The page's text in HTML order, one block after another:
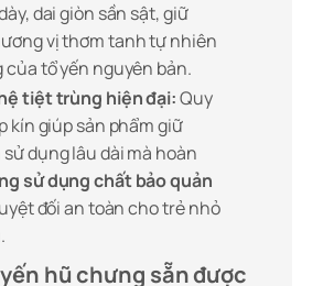
dai giòn sần sật, giữ
vị thơm tanh tự nhiên
tổ yến nguyên bản.
tiệt trùng hiện đại:Quy
kín giúp sản phẩm giữ
dụng lâu dài mà hoàn
sử dụng chất bảo quản
đối an toàn cho trẻ nhỏ
hũ chưng sẵn được